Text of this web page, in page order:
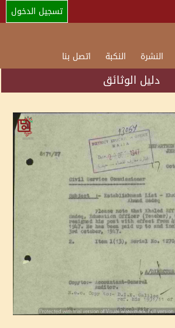
تسجيل الدخول
النشرة النكبة اتصل بنا
دليل الوثائق